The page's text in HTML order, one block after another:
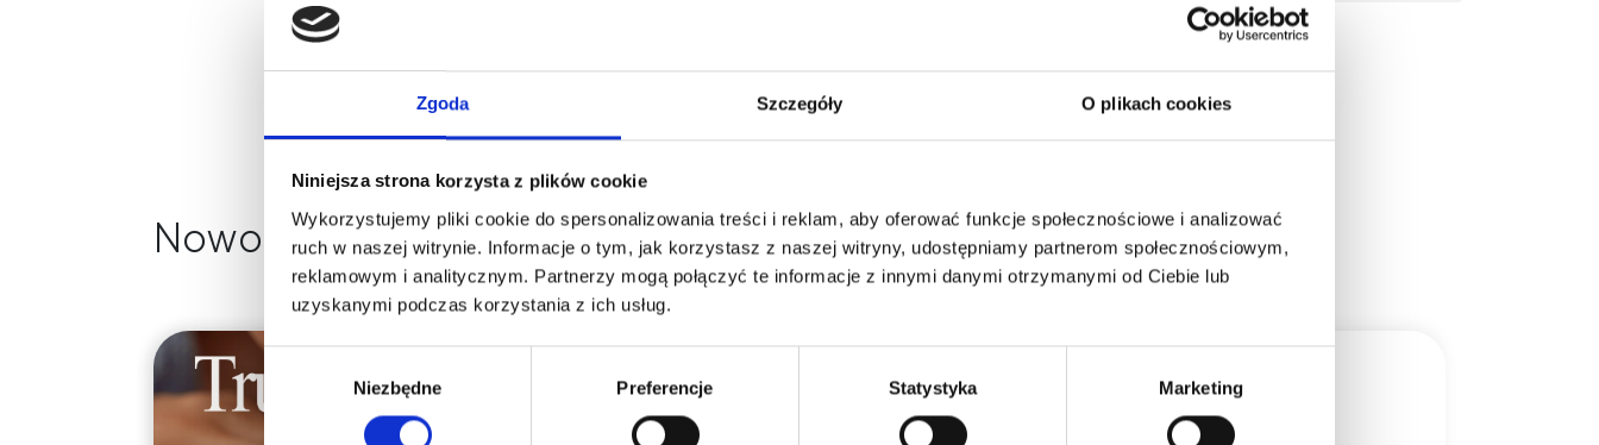
Zgoda Szczegóły O plikach cookies
Niniejsza strona korzysta z plików cookie
Wykorzystujemy pliki cookie do spersonalizowania treści i reklam, aby oferować funkcje społecznościowe i analizować
ruch w naszej witrynie. Informacje o tym, jak korzystasz z naszej witryny, udostępniamy partnerom społecznościowym,
reklamowym i analitycznym. Partnerzy mogą połączyć te informacje z innymi danymi otrzymanymi od Ciebie lub
uzyskanymi podczas korzystania z ich usług.
Niezbędne Preferencje Statystyka Marketing
Nowości na naszym blogu
Makijaż Permanentny